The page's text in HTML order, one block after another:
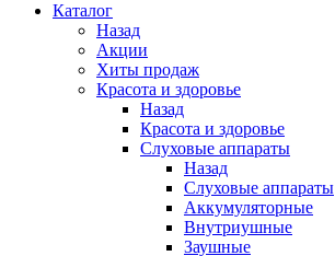
Каталог
Назад
Акции
Хиты продаж
Красота и здоровье
Назад
Красота и здоровье
Слуховые аппараты
Назад
Слуховые аппараты
Аккумуляторные
Внутриушные
Заушные